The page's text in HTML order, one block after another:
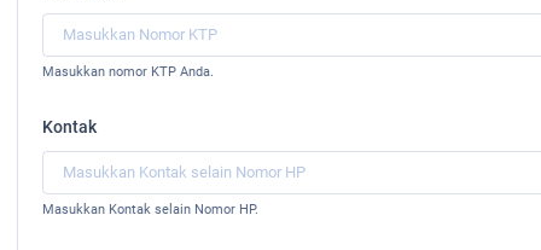
Masukkan nomor KTP Anda.
Kontak
Masukkan Kontak selain Nomor HP.